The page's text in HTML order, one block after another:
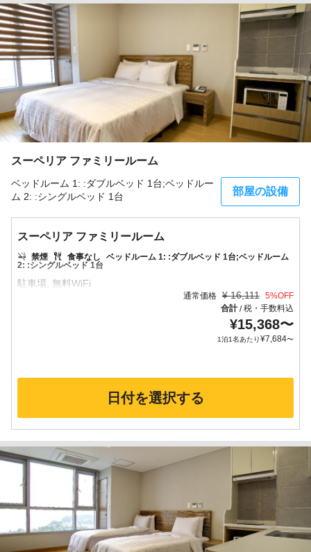
スーペリア ファミリールーム
ベッドルーム 1: :ダブルベッド 1台;ベッドルー
ム 2: :シングルベッド 1台
部屋の設備
スーペリア ファミリールーム
禁煙 食事なし
ベッドルーム 1: :ダブルベッド 1台;ベッドルーム
2: :シングルベッド 1台
通常価格 ¥ 16,111 5%OFF
合計/税・手数料込
¥15,368〜
1泊1名あたり¥7,684〜
日付を選択する